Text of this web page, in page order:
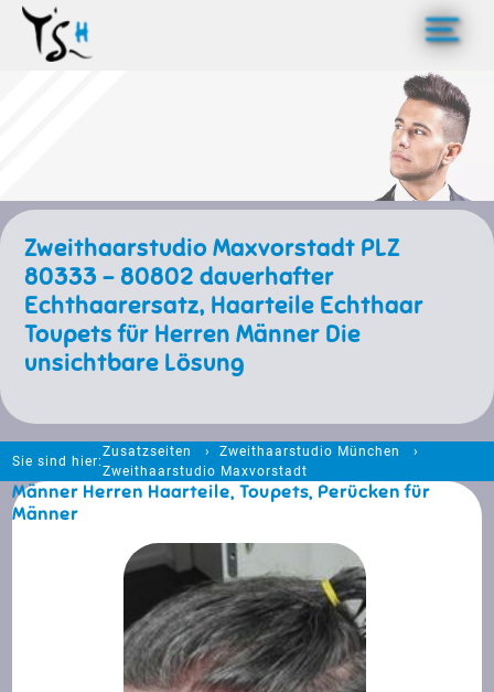
>
Zweithaarstudio Maxvorstadt PLZ
80333 - 80802 dauerhafter
Echthaarersatz, Haarteile Echthaar
Toupets für Herren Männer Die
unsichtbare Lösung
Sie sind hier:
Zusatzseiten
Zweithaarstudio München
Zweithaarstudio Maxvorstadt
Männer Herren Haarteile, Toupets, Perücken für
Männer